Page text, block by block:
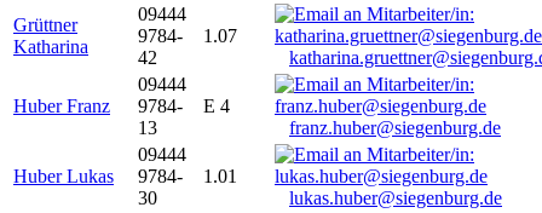
Grüttner
Katharina
09444
9784-
42
1.07
Huber Franz
09444
9784-
13
E 4
franz.huber@siegenburg.de
Huber Lukas
09444
9784-
30
1.01
lukas.huber@siegenburg.de